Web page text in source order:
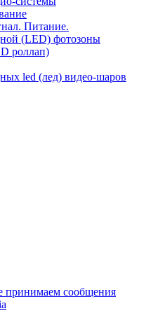
Питание.
(LED) фотозоны
роллап)
led (лед) видео-шаров
принимаем сообщения